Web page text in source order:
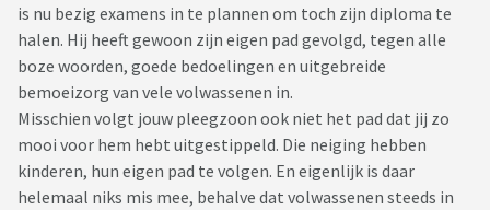
is nu bezig examens in te plannen om toch zijn diploma te
halen. Hij heeft gewoon zijn eigen pad gevolgd, tegen alle
boze woorden, goede bedoelingen en uitgebreide
bemoeizorg van vele volwassenen in.
Misschien volgt jouw pleegzoon ook niet het pad dat jij zo
mooi voor hem hebt uitgestippeld. Die neiging hebben
kinderen, hun eigen pad te volgen. En eigenlijk is daar
helemaal niks mis mee, behalve dat volwassenen steeds in